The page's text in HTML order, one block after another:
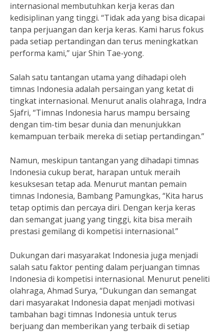
internasional membutuhkan kerja keras dan
kedisiplinan yang tinggi. “Tidak ada yang bisa dicapai
tanpa perjuangan dan kerja keras. Kami harus fokus
pada setiap pertandingan dan terus meningkatkan
performa kami,” ujar Shin Tae-yong.
Salah satu tantangan utama yang dihadapi oleh
timnas Indonesia adalah persaingan yang ketat di
tingkat internasional. Menurut analis olahraga, Indra
Sjafri, “Timnas Indonesia harus mampu bersaing
dengan tim-tim besar dunia dan menunjukkan
kemampuan terbaik mereka di setiap pertandingan.”
Namun, meskipun tantangan yang dihadapi timnas
Indonesia cukup berat, harapan untuk meraih
kesuksesan tetap ada. Menurut mantan pemain
timnas Indonesia, Bambang Pamungkas, “Kita harus
tetap optimis dan percaya diri. Dengan kerja keras
dan semangat juang yang tinggi, kita bisa meraih
prestasi gemilang di kompetisi internasional.”
Dukungan dari masyarakat Indonesia juga menjadi
salah satu faktor penting dalam perjuangan timnas
Indonesia di kompetisi internasional. Menurut peneliti
olahraga, Ahmad Surya, “Dukungan dan semangat
dari masyarakat Indonesia dapat menjadi motivasi
tambahan bagi timnas Indonesia untuk terus
berjuang dan memberikan yang terbaik di setiap